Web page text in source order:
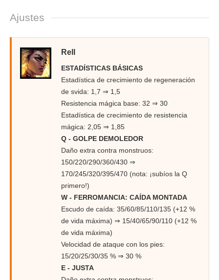
Ajustes
Rell
ESTADÍSTICAS BÁSICAS
Estadística de crecimiento de regeneración
de svida: 1,7 ⇒ 1,5
Resistencia mágica base: 32 ⇒ 30
Estadística de crecimiento de resistencia
mágica: 2,05 ⇒ 1,85
Q - GOLPE DEMOLEDOR
Daño extra contra monstruos:
150/220/290/360/430 ⇒
170/245/320/395/470 (nota: ¡subíos la Q
primero!)
W - FERROMANCIA: CAÍDA MONTADA
Escudo de caída: 35/60/85/110/135 (+12 %
de vida máxima) ⇒ 15/40/65/90/110 (+12 %
de vida máxima)
Velocidad de ataque con los pies:
15/20/25/30/35 % ⇒ 30 %
E - JUSTA